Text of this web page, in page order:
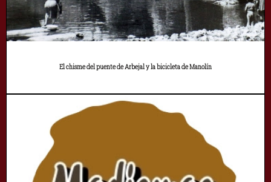
El chisme del puente de Arbejal y la bicicleta de Manolín